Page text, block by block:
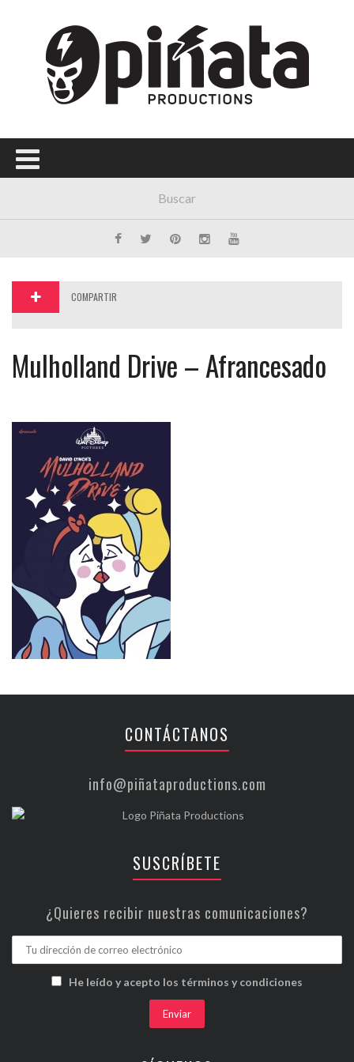
Menú Principal
PORTADA
CONCIERTOS
FESTIVALES
COMPARTIR
Mulholland Drive – Afrancesado
CONTÁCTANOS
info@piñataproductions.com
SUSCRÍBETE
¿Quieres recibir nuestras comunicaciones?
He leído y acepto los términos y condiciones